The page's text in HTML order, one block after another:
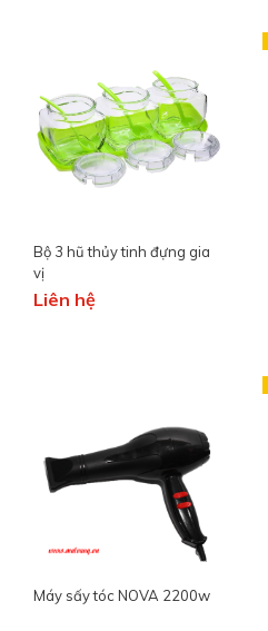
Bộ 3 hũ thủy tinh đựng gia
vị
Liên hệ
Máy sấy tóc NOVA 2200w